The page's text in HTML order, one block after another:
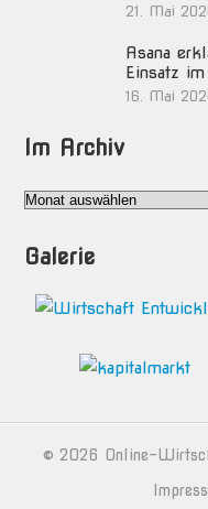
21. Mai
Asana
Einsatz
16. Mai
Im Archiv
Im
Galerie
© 2026 Online-